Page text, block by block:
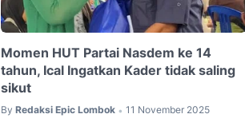
Momen HUT Partai Nasdem ke 14
tahun, Ical Ingatkan Kader tidak saling
sikut
By Redaksi Epic Lombok • 11 November 2025